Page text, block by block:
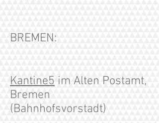
BREMEN:
Kantine5 im Alten Postamt,
Bremen
(Bahnhofsvorstadt)